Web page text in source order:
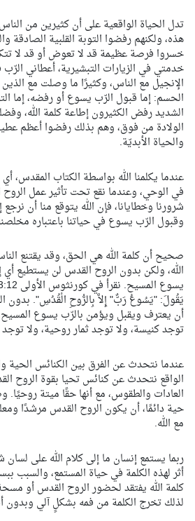
تدل الحياة الواقعية على أن كثيرين من
هذه، ولكنهم رفضوا التوبة القلبية الصادقة
خسروا فرصة عظيمة قد لا تعوض أو قد لا
خدمتي في الزيارات التبشيرية، أعطاني
الإنجيل مع الناس، وكثيرًا ما وصلت مع
الحسم: إما قبول الرّب يسوع أو رفضه، إما
الشديد رفض الكثيرون إطاعة كلمة الله،
الولادة من فوق، وهم بذلك رفضوا أعظم
والحياة الأبديّة.
عندما يكلمنا الله بواسطة الكتاب المقدس،
في الوحي، وعندما نقع تحت تأثير عمل الروح
شرورنا وخطايانا، فإن الله يتوقع منا أن نرجع
وقبول الرّب يسوع في حياتنا باعتباره
صحيح أن كلمة الله هي الحق، وقد يقتنع
الله، ولكن بدون الروح القدس لن يستطيع
يَقُولَ: "يَسُوعُ رَبٌّ" إِلاَّ بِالرُّوحِ الْقُدُسِ". بدون
أن يعترف ويقبل ويؤمن بالرّب يسوع
توجد كنيسة، ولا توجد ثمار روحية، ولا
عندما نتحدث عن الفرق بين الكنائس الحية
الواقع نتحدث عن كنائس تحيا بقوة الروح
العادات والطقوس، مع أنها حقًا ميتة روحيًا.
حية دائمًا، أن يكون الروح القدس مرشدًا
مع الله.
ربما يستمع إنسان ما إلى كلام الله على
أثر لهذه الكلمة في حياة المستمع، والسبب
كلمة الله يفتقد لحضور الروح القدس أو
لذلك تخرج الكلمة من فمه بشكلٍ آلي وبدون